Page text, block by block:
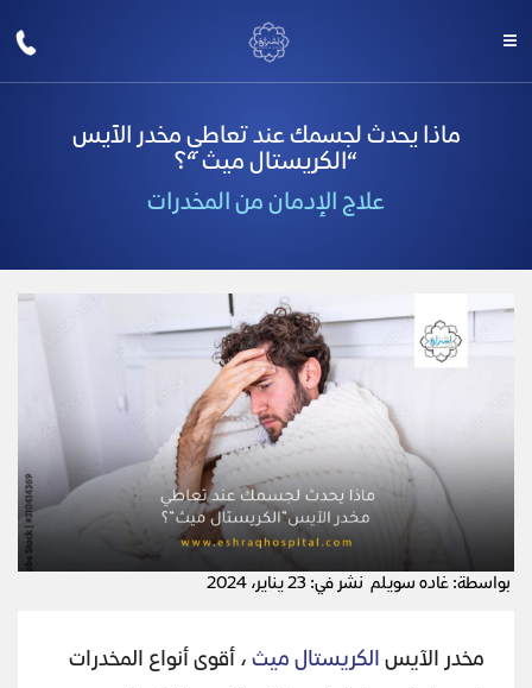
ماذا يحدث لجسمك عند تعاطي مخدر الآيس
“الكريستال ميث “؟
علاج الإدمان من المخدرات
بواسطة: غاده سويلم نشر في: 23 يناير، 2024
مخدر الآيس الكريستال ميث ، أقوى أنواع المخدرات